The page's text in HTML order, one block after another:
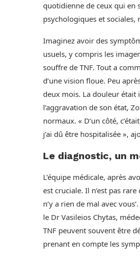
quotidienne de ceux qui en
psychologiques et
Imaginez avoir des
usuels, y compris les
souffre de TNF. Tout a
d’une vision floue. Peu
deux mois. La douleur était
l’aggravation de son état,
normaux. « D’un côté,
j’ai dû être hospitalisée »,
Le diagnostic, un
L’équipe médicale, après
est cruciale. Il n’est pas
n’y a rien de mal avec
le Dr Vasileios Chytas,
TNF peuvent souvent être
prenant en compte les